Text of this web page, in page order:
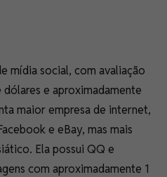
mídia social, com avaliação
e aproximadamente
maior empresa de internet,
e eBay, mas mais
Ela possui QQ e
com aproximadamente 1